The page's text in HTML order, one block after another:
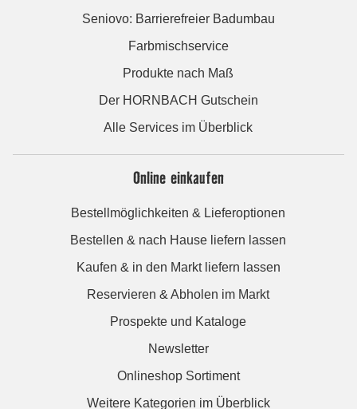
Seniovo: Barrierefreier Badumbau
Farbmischservice
Produkte nach Maß
Der HORNBACH Gutschein
Alle Services im Überblick
Online einkaufen
Bestellmöglichkeiten & Lieferoptionen
Bestellen & nach Hause liefern lassen
Kaufen & in den Markt liefern lassen
Reservieren & Abholen im Markt
Prospekte und Kataloge
Newsletter
Onlineshop Sortiment
Weitere Kategorien im Überblick